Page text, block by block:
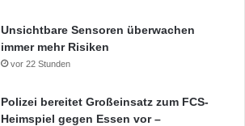
Unsichtbare Sensoren überwachen
immer mehr Risiken
vor 22 Stunden
Polizei bereitet Großeinsatz zum FCS-
Heimspiel gegen Essen vor –